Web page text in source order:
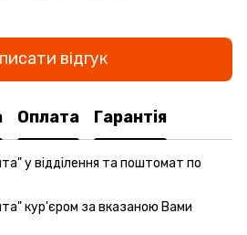
відгук
Оплата Гарантія
у відділення та поштомат по
кур'єром за вказаною Вами